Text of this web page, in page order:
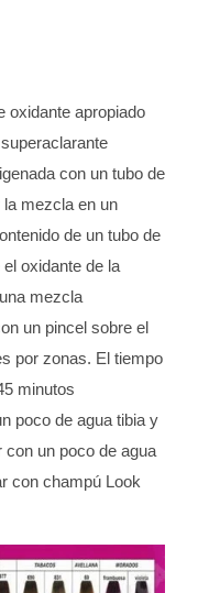
oxidante apropiado
con un tubo de
mezcla en un
de un tubo de
oxidante de la
mezcla
un pincel sobre el
por zonas. El tiempo
minutos
poco de agua tibia y
un poco de agua
con champú Look